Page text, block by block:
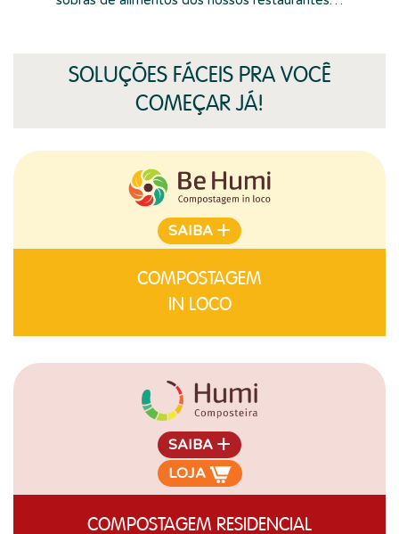
SOLUÇÕES FÁCEIS PRA VOCÊ
COMEÇAR JÁ!
SAIBA +
COMPOSTAGEM
IN LOCO
SAIBA +
LOJA
COMPOSTAGEM RESIDENCIAL